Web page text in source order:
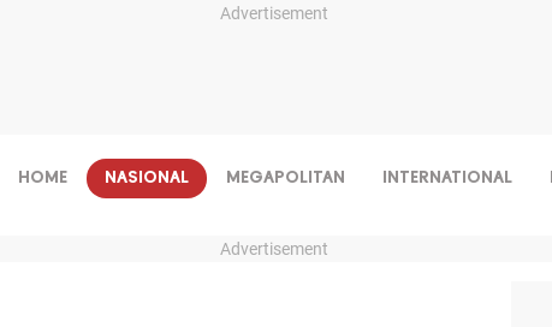
Advertisement
HOME NASIONAL MEGAPOLITAN INTERNATIONAL
Advertisement